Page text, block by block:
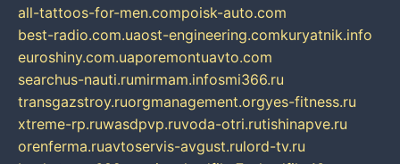
all-tattoos-for-men.compoisk-auto.com
best-radio.com.uaost-engineering.comkuryatnik.info
euroshiny.com.uaporemontuavto.com
searchus-nauti.rumirmam.infosmi366.ru
transgazstroy.ruorgmanagement.orgyes-fitness.ru
xtreme-rp.ruwasdpvp.ruvoda-otri.rutishinapve.ru
orenferma.ruavtoservis-avgust.rulord-tv.ru